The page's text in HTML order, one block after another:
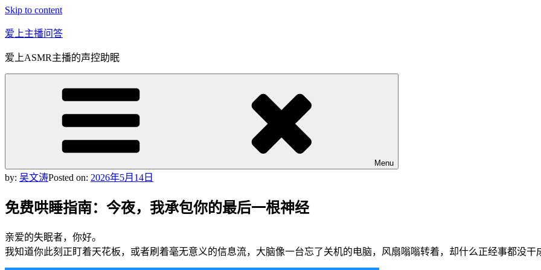
Skip to content
爱上主播问答
爱上ASMR主播的声控助眠
Menu
by: 吴文涛Posted on: 2026年5月14日
免费哄睡指南：今夜，我承包你的最后一根神经
亲爱的失眠者，你好。
我知道你此刻正盯着天花板，或者刷着毫无意义的信息流，大脑像一台忘了关机的电脑，风扇嗡嗡转着，却什么正经事都没干